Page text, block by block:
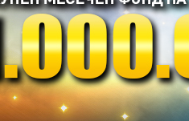
Instagram Youtube
Услови за користење
права задржани.